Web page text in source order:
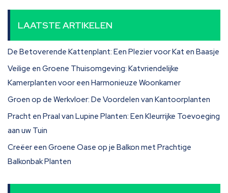
LAATSTE ARTIKELEN
De Betoverende Kattenplant: Een Plezier voor Kat en Baasje
Veilige en Groene Thuisomgeving: Katvriendelijke
Kamerplanten voor een Harmonieuze Woonkamer
Groen op de Werkvloer: De Voordelen van Kantoorplanten
Pracht en Praal van Lupine Planten: Een Kleurrijke Toevoeging
aan uw Tuin
Creëer een Groene Oase op je Balkon met Prachtige
Balkonbak Planten